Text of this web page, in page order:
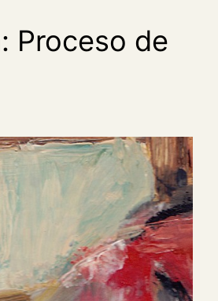
Proceso de